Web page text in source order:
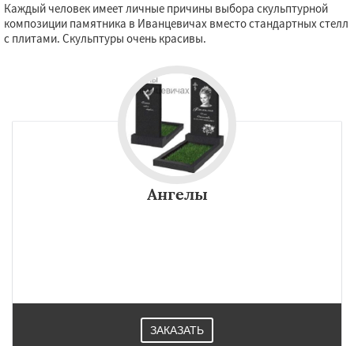
Каждый человек имеет личные причины выбора скульптурной
композиции памятника в Иванцевичах вместо стандартных стелл
с плитами. Скульптуры очень красивы.
Ангелы
ЗАКАЗАТЬ